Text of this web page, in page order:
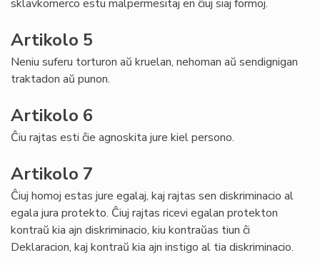
sklavkomerco estu malpermesitaj en ĉiuj siaj formoj.
Artikolo 5
Neniu suferu torturon aŭ kruelan, nehoman aŭ sendignigan
traktadon aŭ punon.
Artikolo 6
Ĉiu rajtas esti ĉie agnoskita jure kiel persono.
Artikolo 7
Ĉiuj homoj estas jure egalaj, kaj rajtas sen diskriminacio al
egala jura protekto. Ĉiuj rajtas ricevi egalan protekton
kontraŭ kia ajn diskriminacio, kiu kontraŭas tiun ĉi
Deklaracion, kaj kontraŭ kia ajn instigo al tia diskriminacio.